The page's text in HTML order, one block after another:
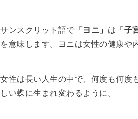
サンスクリット語で 「ヨニ」 は 「子
を意味します。ヨニは女性の健康や
女性は長い人生の中で、何度も何度
しい蝶に生まれ変わるように。